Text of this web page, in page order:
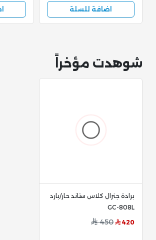
اضافة للسلة
شوهدت مؤخراً
برادة جنرال كلاس ستاند حار/بارد
GC-808L
420
450